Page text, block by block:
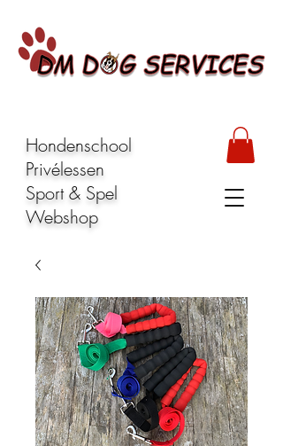
Hondenschool
Privélessen
Sport & Spel
Webshop